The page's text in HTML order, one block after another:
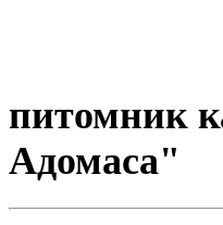
питомник
Адомаса"